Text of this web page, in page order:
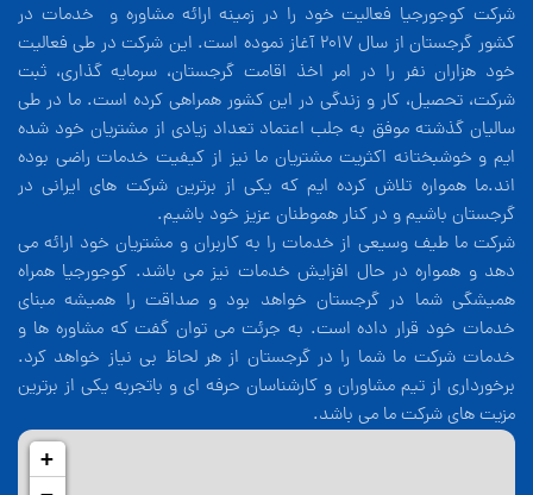
شرکت کوجورجیا فعالیت خود را در زمینه ارائه مشاوره و خدمات در
کشور گرجستان از سال 2017 آغاز نموده است. این شرکت در طی فعالیت
خود هزاران نفر را در امر اخذ اقامت گرجستان، سرمایه گذاری، ثبت
شرکت، تحصیل، کار و زندگی در این کشور همراهی کرده است. ما در طی
سالیان گذشته موفق به جلب اعتماد تعداد زیادی از مشتریان خود شده
ایم و خوشبختانه اکثریت مشتریان ما نیز از کیفیت خدمات راضی بوده
اند.ما همواره تلاش کرده ایم که یکی از برترین شرکت های ایرانی در
گرجستان باشیم و در کنار هموطنان عزیز خود باشیم.
شرکت ما طیف وسیعی از خدمات را به کاربران و مشتریان خود ارائه می
دهد و همواره در حال افزایش خدمات نیز می باشد. کوجورجیا همراه
همیشگی شما در گرجستان خواهد بود و صداقت را همیشه مبنای
خدمات خود قرار داده است. به جرئت می توان گفت که مشاوره ها و
خدمات شرکت ما شما را در گرجستان از هر لحاظ بی نیاز خواهد کرد.
برخورداری از تیم مشاوران و کارشناسان حرفه ای و باتجربه یکی از برترین
مزیت های شرکت ما می باشد.
+